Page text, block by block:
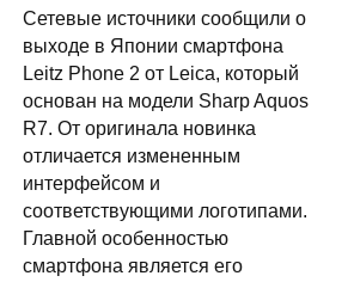
Сетевые источники сообщили о
выходе в Японии смартфона
Leitz Phone 2 от Leica, который
основан на модели Sharp Aquos
R7. От оригинала новинка
отличается измененным
интерфейсом и
соответствующими логотипами.
Главной особенностью
смартфона является его